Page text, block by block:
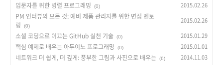
입문자를 위한 병렬 프로그래밍
(0) 2015.02.26
PM 인터뷰의 모든 것: 예비 제품 관리자를 위한 면접 멘토
링
(0)
2015.02.26
소셜 코딩으로 이끄는 GitHub 실천 기술 (0) 2015.01.29
핵심 예제로 배우는 아두이노 프로그래밍 (0) 2015.01.01
네트워크 더 쉽게, 더 깊게: 풍부한 그림과 사진으로 배우는 (6) 2014.11.03